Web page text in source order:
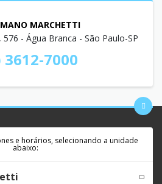
MARCHETTI
- Água Branca - São Paulo-SP
3612-7000
e horários, selecionando a unidade
abaixo: